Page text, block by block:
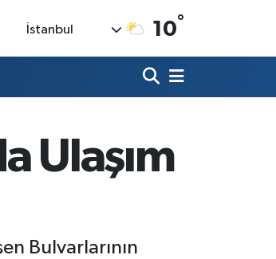
İstanbul 10°
Ulaşım
Bulvarlarının